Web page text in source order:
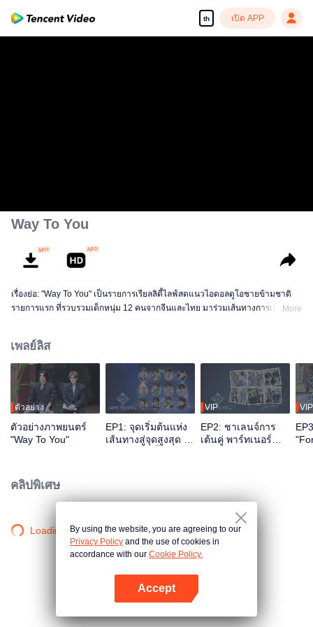
th เปิด APP
Way To You
เรื่องย่อ: "Way To You" เป็นรายการเรียลลิตี้ไลฟ์สดแนวไอดอลดูโอชายข้ามชาติ
รายการแรก ที่รวบรวมเด็กหนุ่ม 12 คนจากจีนและไทย มาร่วมเส้นทางการเติบโต
ได้โดยตรงผ่านการโหวต การสนับสนุน และกิจกรรมต่าง ๆ ท้ายที่สุด คู่ CP จะได้เด
บิวต์อบนเวทีระดับโลก
More
เพลย์ลิส
ตัวอย่าง
ตัวอย่างภาพยนตร์
"Way To You"
EP1: จุดเริ่มต้นแห่ง
เส้นทางสู่จุดสูงสุด -
VIP
EP2: ชาเลนจ์การ
เต้นคู่ พาร์ทเนอร์
VIP
คลิปพิเศษ
Loading…By using the website, you are agreeing to our
Privacy Policy and the use of cookies in
accordance with our Cookie Policy.
Accept